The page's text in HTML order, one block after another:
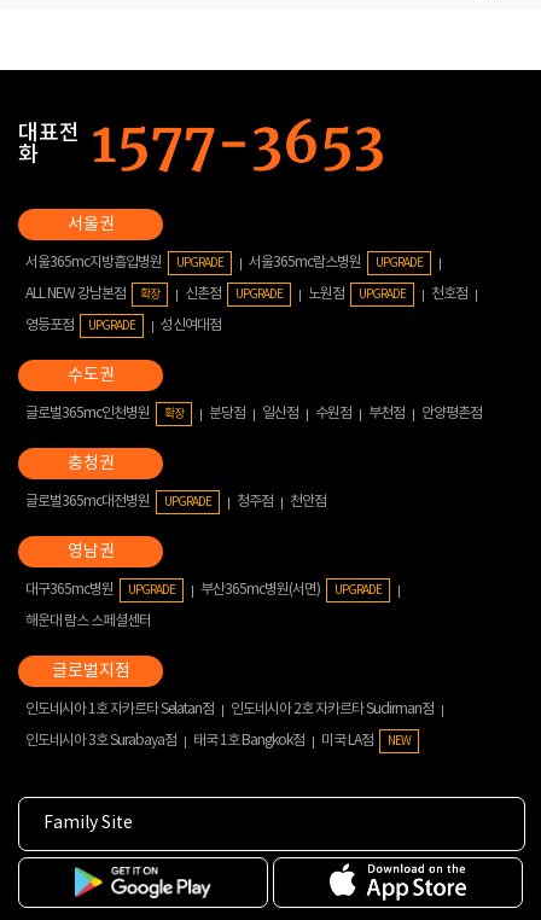
대표전
화
서울365mc지방흡입병원 UPGRADE 서울365mc람스병원 UPGRADE
ALL NEW 강남본점 확장 신촌점 UPGRADE 노원점 UPGRADE
천호점
영등포점
UPGRADE 성신여대점
글로벌365mc인천병원 확장 분당점 일산점 수원점 부천점 안양평촌점
글로벌365mc대전병원 UPGRADE 청주점 천안점
대구365mc병원 UPGRADE 부산365mc병원(서면) UPGRADE
해운대 람스 스페셜센터
인도네시아 1호 자카르타 Selatan점
인도네시아 2호 자카르타 Sudirman점
인도네시아 3호 Surabaya점
태국 1호 Bangkok점 미국 LA점 NEW
Family Site